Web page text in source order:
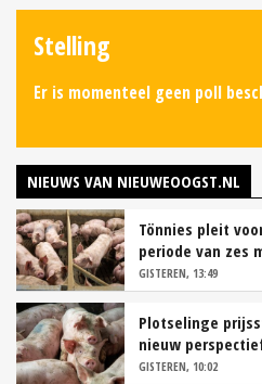
Stelling
Er is momenteel geen poll
NIEUWS VAN NIEUWEOOGST.NL
Tönnies pleit
periode van zes
GISTEREN, 13:49
Plotselinge
nieuw
GISTEREN, 10:02